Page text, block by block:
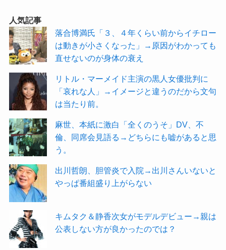
人気記事
落合博満氏「３、４年くらい前からイチロー
は動きが小さくなった」→原因がわかっても
直せないのが身体の衰え
リトル・マーメイド主演の黒人女優批判に
「哀れな人」→イメージと違うのだから文句
は当たり前。
麻世、本紙に激白「全くのうそ」DV、不
倫、同席会見語る→どちらにも嘘があると思
う。
出川哲朗、胆管炎で入院→出川さんいないと
やっぱ番組盛り上がらない
キムタク＆静香次女がモデルデビュー→親は
公表しない方が良かったのでは？